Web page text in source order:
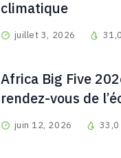
juillet 3, 2026
Africa Big Five
rendez-vous de
juin 12, 2026 33,0